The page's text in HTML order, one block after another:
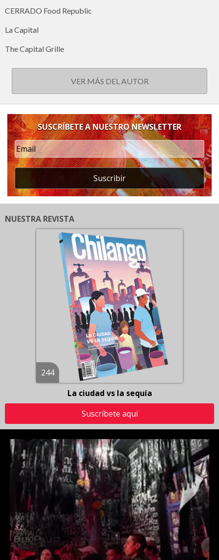
CERRADO Food Republic
La Capital
The Capital Grille
VER MÁS DEL AUTOR
SUSCRÍBETE A NUESTRO NEWSLETTER
Suscribir
NUESTRA REVISTA
244
La ciudad vs la sequía
Suscríbete aquí